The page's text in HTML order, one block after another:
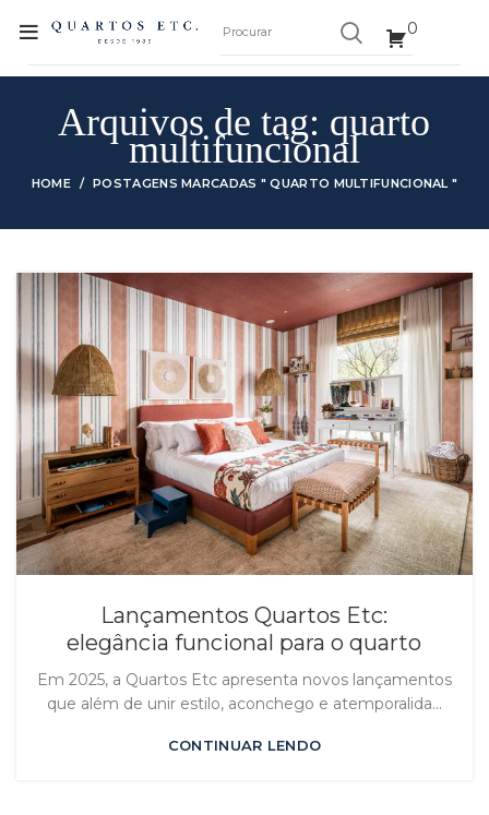
0
Arquivos de tag: quarto
multifuncional
HOME POSTAGENS MARCADAS " QUARTO MULTIFUNCIONAL "
Lançamentos Quartos Etc:
elegância funcional para o quarto
Em 2025, a Quartos Etc apresenta novos lançamentos
que além de unir estilo, aconchego e atemporalida...
CONTINUAR LENDO